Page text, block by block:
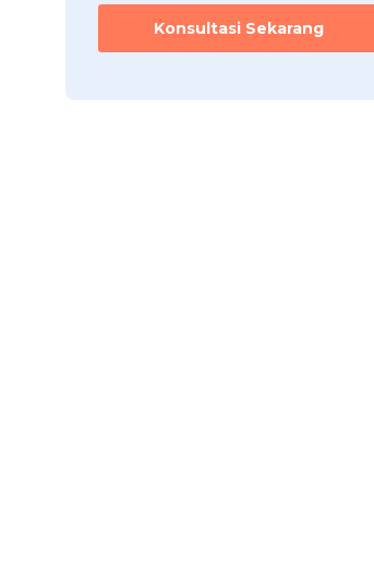
Konsultasi Sekarang